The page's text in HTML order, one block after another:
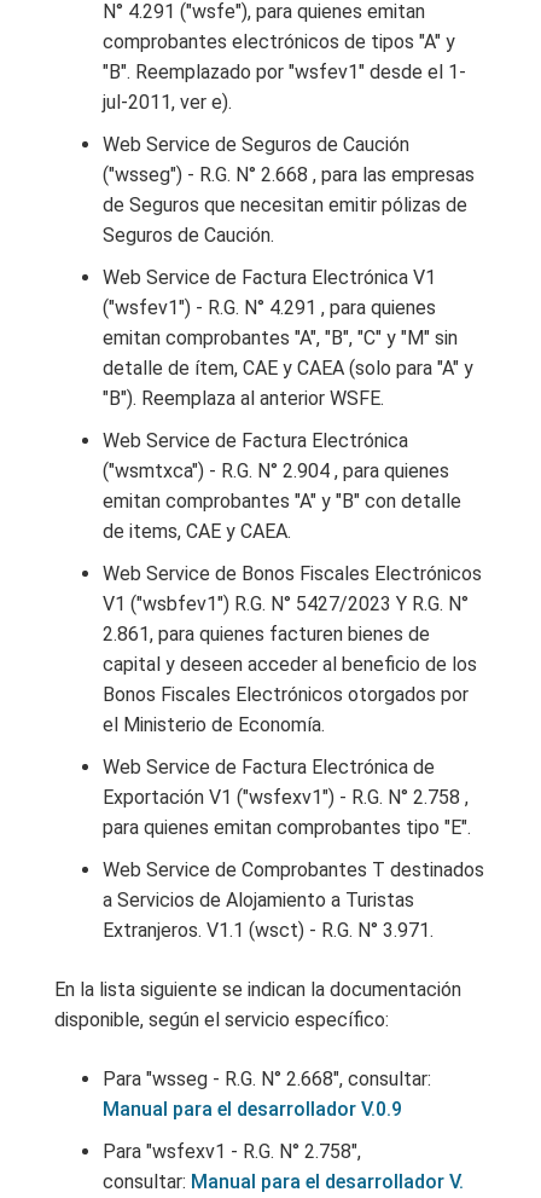
N° 4.291 ("wsfe"), para quienes emitan
comprobantes electrónicos de tipos "A" y
"B". Reemplazado por "wsfev1" desde el 1-
jul-2011, ver e).
Web Service de Seguros de Caución
("wsseg") - R.G. N° 2.668 , para las empresas
de Seguros que necesitan emitir pólizas de
Seguros de Caución.
Web Service de Factura Electrónica V1
("wsfev1") - R.G. N° 4.291 , para quienes
emitan comprobantes "A", "B", "C" y "M" sin
detalle de ítem, CAE y CAEA (solo para "A" y
"B"). Reemplaza al anterior WSFE.
Web Service de Factura Electrónica
("wsmtxca") - R.G. N° 2.904 , para quienes
emitan comprobantes "A" y "B" con detalle
de items, CAE y CAEA.
Web Service de Bonos Fiscales Electrónicos
V1 ("wsbfev1") R.G. N° 5427/2023 Y R.G. N°
2.861, para quienes facturen bienes de
capital y deseen acceder al beneficio de los
Bonos Fiscales Electrónicos otorgados por
el Ministerio de Economía.
Web Service de Factura Electrónica de
Exportación V1 ("wsfexv1") - R.G. N° 2.758 ,
para quienes emitan comprobantes tipo "E".
Web Service de Comprobantes T destinados
a Servicios de Alojamiento a Turistas
Extranjeros. V1.1 (wsct) - R.G. N° 3.971.
En la lista siguiente se indican la documentación
disponible, según el servicio específico:
Para "wsseg - R.G. N° 2.668", consultar:
Manual para el desarrollador V.0.9
Para "wsfexv1 - R.G. N° 2.758",
consultar: Manual para el desarrollador V.